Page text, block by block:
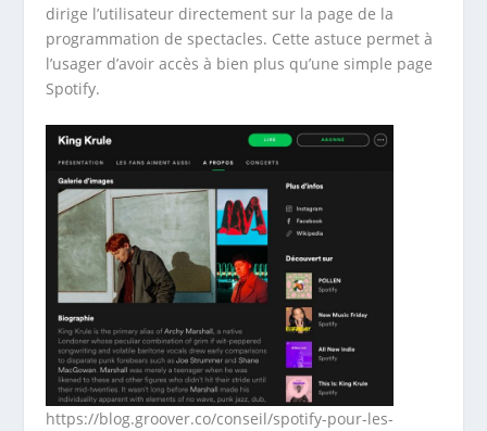
dirige l’utilisateur directement sur la page de la
programmation de spectacles. Cette astuce permet à
l’usager d’avoir accès à bien plus qu’une simple page
Spotify.
https://blog.groover.co/conseil/spotify-pour-les-